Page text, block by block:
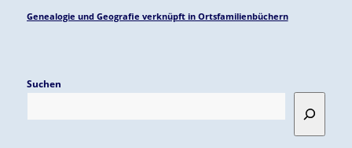
Genealogie und Geografie verknüpft in Ortsfamilienbüchern
Suchen